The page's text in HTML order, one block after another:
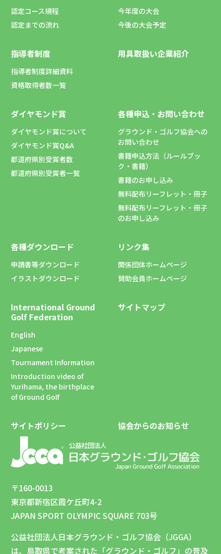
認定コース規程
認定までの流れ
今年度の大会
今後の大会予定
指導者制度
指導者制度詳細資料
資格取得者数一覧
用具取扱い企業紹介
ダイヤモンド賞
ダイヤモンド賞について
ダイヤモンド賞Q&A
都道府県別受賞者数
都道府県別受賞者一覧
各種申込・お問い合わせ
グラウンド・ゴルフ協会への
お問い合わせ
書籍申込方法（ルールブッ
ク・書籍）
書籍のお申し込み
無料配布リーフレット・冊子
無料配布リーフレット・冊子
のお申し込み
各種ダウンロード
申請書等ダウンロード
イラストダウンロード
リンク集
関係団体ホームページ
賛助会員ホームページ
International Ground
Golf Federation
English
Japanese
Tournament Information
Introduction video of
Yurihama, the birthplace
of Ground Golf
サイトマップ
サイトポリシー 協会からのお知らせ
〒160-0013
東京都新宿区霞ケ丘町4-2
JAPAN SPORT OLYMPIC SQUARE 703号
公益社団法人日本グラウンド・ゴルフ協会（JGGA）
は、鳥取県で考案された「グラウンド・ゴルフ」の普及